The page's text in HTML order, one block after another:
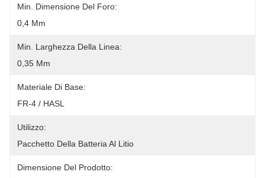
Min. Dimensione Del Foro:
0,4 Mm
Min. Larghezza Della Linea:
0,35 Mm
Materiale Di Base:
FR-4 / HASL
Utilizzo:
Pacchetto Della Batteria Al Litio
Dimensione Del Prodotto: